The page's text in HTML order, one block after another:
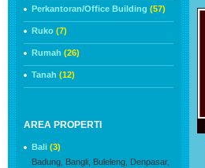
Perkantoran/Office Building (57)
Ruko (7)
Rumah (26)
Tanah (12)
AREA PROPERTI
Bali (3)
Badung, Bangli, Buleleng, Denpasar,